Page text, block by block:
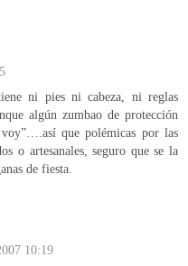
ni pies ni cabeza, ni reglas
algún zumbao de protección
que polémicas por las
o artesanales, seguro que se la
de fiesta.
10:19